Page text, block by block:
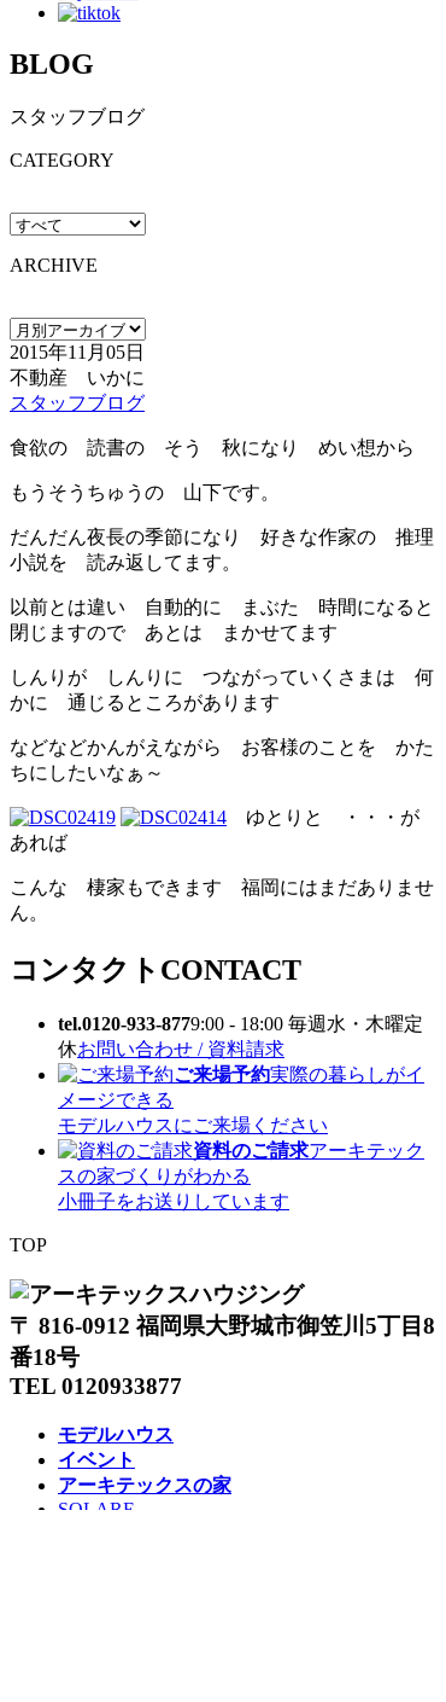
BLOG
スタッフブログ
CATEGORY
ARCHIVE
2015年11月05日
不動産 いかに
スタッフブログ
食欲の 読書の そう 秋になり めい想から
もうそうちゅうの 山下です。
だんだん夜長の季節になり 好きな作家の 推理
小説を 読み返してます。
以前とは違い 自動的に まぶた 時間になると
閉じますので あとは まかせてます
しんりが しんりに つながっていくさまは 何
かに 通じるところがあります
などなどかんがえながら お客様のことを かた
ちにしたいなぁ～
ゆとりと ・・・が
あれば
こんな 棲家もできます 福岡にはまだありませ
ん。
コンタクト CONTACT
tel.0120-933-8779:00 - 18:00 毎週水・木曜定
休お問い合わせ / 資料請求
ご来場予約実際の暮らしがイ
メージできる
モデルハウスにご来場ください
資料のご請求アーキテック
スの家づくりがわかる
小冊子をお送りしています
TOP
〒 816-0912 福岡県大野城市御笠川5丁目8
番18号
TEL 0120933877
モデルハウス
イベント
アーキテックスの家
SOLARE